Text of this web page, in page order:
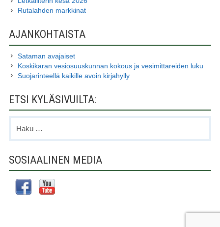
Rutalahden markkinat
AJANKOHTAISTA
Sataman avajaiset
Koskikaran vesiosuuskunnan kokous ja vesimittareiden luku
Suojarinteellä kaikille avoin kirjahylly
ETSI KYLÄSIVUILTA:
Haku:
SOSIAALINEN MEDIA